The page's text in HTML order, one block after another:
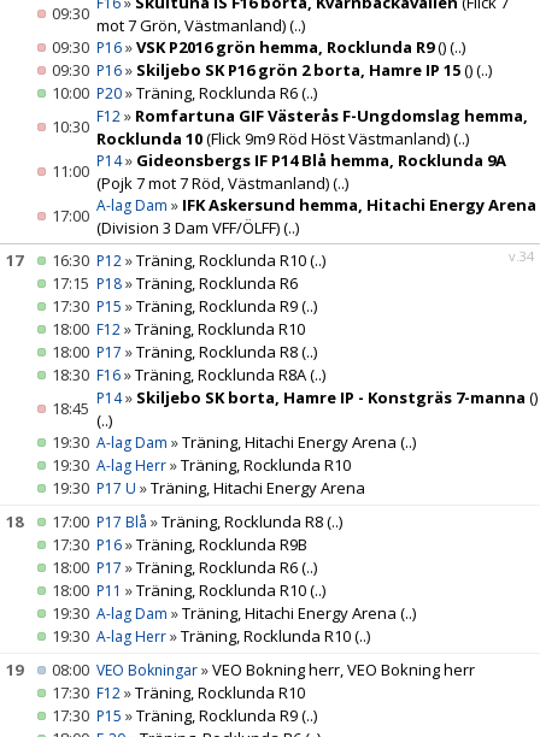
09:30
mot 7 Grön, Västmanland)(..)
09:30 P16»VSK P2016 grön hemma, Rocklunda R9()(..)
09:30 P16» Skiljebo SK P16 grön 2 borta, Hamre IP 15()(..)
10:00 P20»Träning, Rocklunda R6(..)
10:30 F12» Romfartuna GIF Västerås F-Ungdomslag hemma,
Rocklunda 10(Flick 9m9 Röd Höst Västmanland)(..)
11:00 P14» Gideonsbergs IF P14 Blå hemma, Rocklunda 9A
(Pojk 7 mot 7 Röd, Västmanland)(..)
17:00 A-lag Dam » IFK Askersund hemma, Hitachi Energy Arena
(Division 3 Dam VFF/ÖLFF)(..)
v.34
17 16:30 P12»Träning, Rocklunda R10(..)
17:15 P18»Träning, Rocklunda R6
17:30 P15 »Träning, Rocklunda R9(..)
18:00 F12»Träning, Rocklunda R10
18:00 P17 »Träning, Rocklunda R8(..)
18:30 F16»Träning, Rocklunda R8A(..)
18:45 P14» Skiljebo SK borta, Hamre IP - Konstgräs 7-manna ()
(..)
19:30 A-lag Dam »Träning, Hitachi Energy Arena (..)
19:30 A-lag Herr»Träning, Rocklunda R10
19:30 P17 U »Träning, Hitachi Energy Arena
18
17:00 P17 Blå »Träning, Rocklunda R8(..)
17:30 P16»Träning, Rocklunda R9B
18:00 P17 »Träning, Rocklunda R6(..)
18:00 P11 »Träning, Rocklunda R10(..)
19:30 A-lag Dam »Träning, Hitachi Energy Arena (..)
19:30 A-lag Herr»Träning, Rocklunda R10(..)
19
08:00 VEO Bokningar»VEO Bokning herr, VEO Bokning herr
17:30 F12»Träning, Rocklunda R10
17:30 P15 »Träning, Rocklunda R9(..)